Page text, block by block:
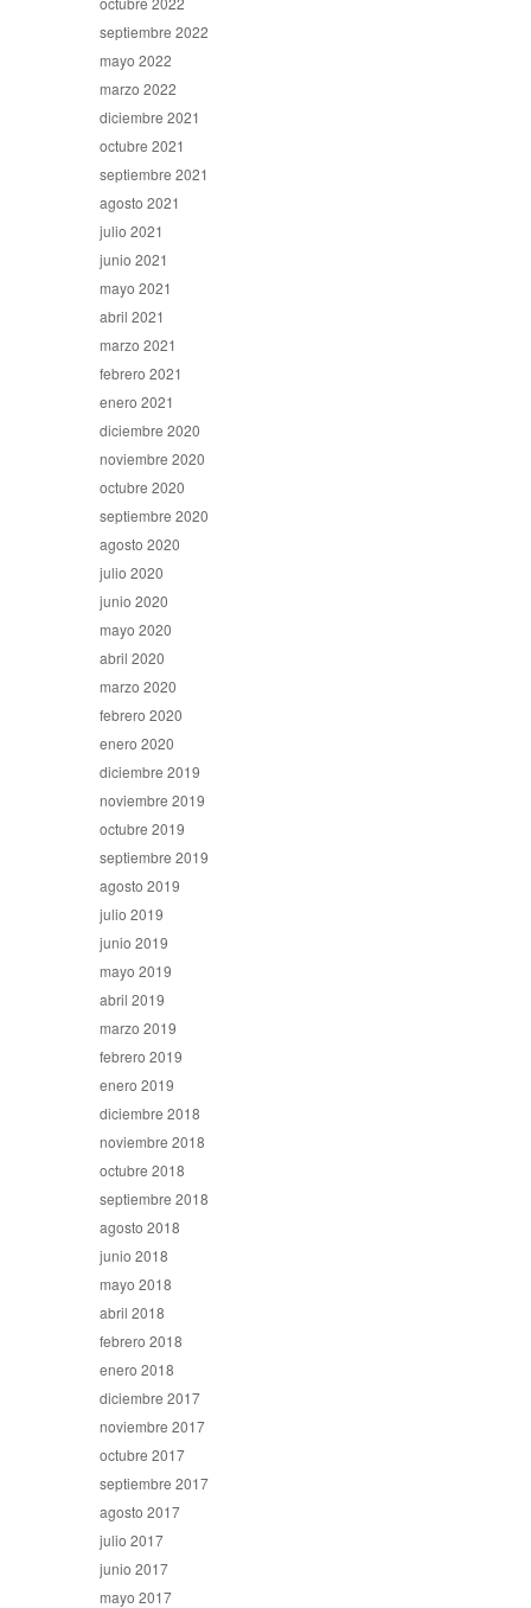
septiembre 2022
mayo 2022
marzo 2022
diciembre 2021
octubre 2021
septiembre 2021
agosto 2021
julio 2021
junio 2021
mayo 2021
abril 2021
marzo 2021
febrero 2021
enero 2021
diciembre 2020
noviembre 2020
octubre 2020
septiembre 2020
agosto 2020
julio 2020
junio 2020
mayo 2020
abril 2020
marzo 2020
febrero 2020
enero 2020
diciembre 2019
noviembre 2019
octubre 2019
septiembre 2019
agosto 2019
julio 2019
junio 2019
mayo 2019
abril 2019
marzo 2019
febrero 2019
enero 2019
diciembre 2018
noviembre 2018
octubre 2018
septiembre 2018
agosto 2018
junio 2018
mayo 2018
abril 2018
febrero 2018
enero 2018
diciembre 2017
noviembre 2017
octubre 2017
septiembre 2017
agosto 2017
julio 2017
junio 2017
mayo 2017